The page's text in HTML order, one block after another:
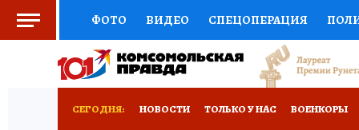
ФОТО ВИДЕО СПЕЦОПЕРАЦИЯ
СОЦПОДДЕРЖКА НАУКА СПЕЦПРОЕКТЫ
СЕГОДНЯ: НОВОСТИ ТОЛЬКО У НАС ВОЕНКОРЫ